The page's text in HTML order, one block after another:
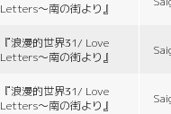
Letters〜南の街より』
『浪漫的世界31/ Love
Letters〜南の街より』
『浪漫的世界31/ Love
Letters〜南の街より』